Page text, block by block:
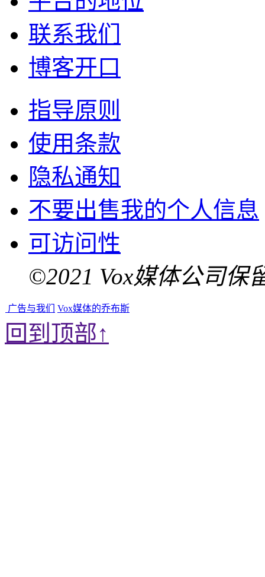
联系我们
博客开口
指导原则
使用条款
隐私通知
不要出售我的个人信息
可访问性
©2021 Vox媒体公司保
广告与我们 Vox媒体的乔布斯
回到顶部↑